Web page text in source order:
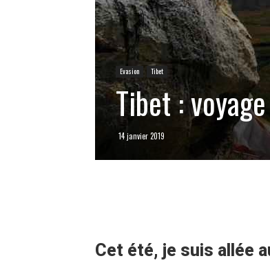
Evasion Tibet
Tibet :
14 janvier 2019
Cet été, je suis allée